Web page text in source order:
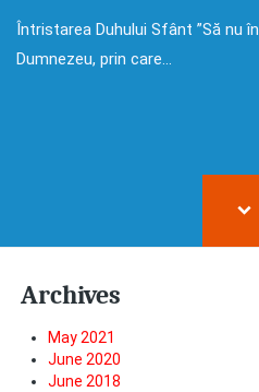
Întristarea Duhului Sfânt ”Să nu
Dumnezeu, prin care…
Archives
May 2021
June 2020
June 2018